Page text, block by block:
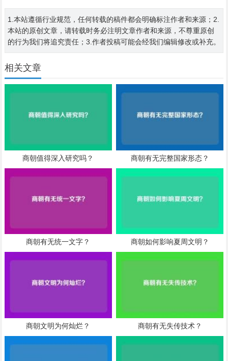
1.本站遵循行业规范，任何转载的稿件都会明确标注作者和来源；2.
本站的原创文章，请转载时务必注明文章作者和来源，不尊重原创
的行为我们将追究责任；3.作者投稿可能会经我们编辑修改或补充。
相关文章
商朝值得深入研究吗？ 商朝有无完整国家形态？
商朝有无统一文字？ 商朝如何影响夏周文明？
商朝文明为何灿烂？ 商朝有无失传技术？